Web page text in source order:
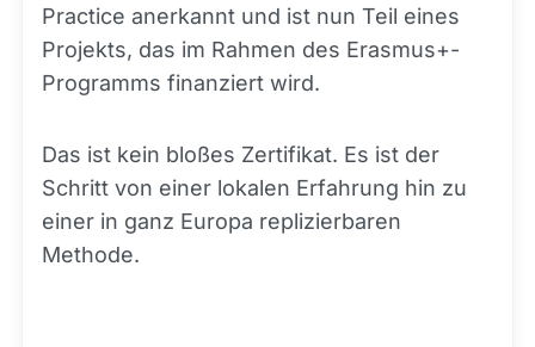
Practice anerkannt und ist nun Teil eines
Projekts, das im Rahmen des Erasmus+-
Programms finanziert wird.
Das ist kein bloßes Zertifikat. Es ist der
Schritt von einer lokalen Erfahrung hin zu
einer in ganz Europa replizierbaren
Methode.